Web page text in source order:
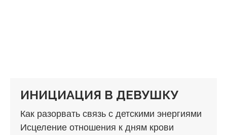
ИНИЦИАЦИЯ В ДЕВУШКУ
Как разорвать связь с детскими энергиями
Исцеление отношения к дням крови